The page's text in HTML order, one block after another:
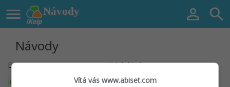
Návody
  
Návody
Export / Import
Finanční doklady
Instalace zařízení
Inventury
Vítá vás www.abiset.com